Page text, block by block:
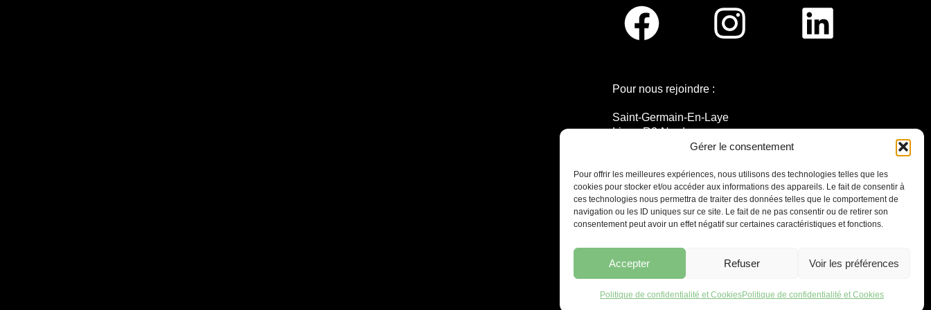
Gérer le consentement
Pour offrir les meilleures expériences, nous utilisons des technologies telles que les
cookies pour stocker et/ou accéder aux informations des appareils. Le fait de consentir à
ces technologies nous permettra de traiter des données telles que le comportement de
navigation ou les ID uniques sur ce site. Le fait de ne pas consentir ou de retirer son
consentement peut avoir un effet négatif sur certaines caractéristiques et fonctions.
Accepter Refuser Voir les préférences
Politique de confidentialité et CookiesPolitique de confidentialité et Cookies
Pour nous rejoindre :
Saint-Germain-En-Laye
Ligne R2-Nord
7 place Christiane Frahier,
Ecrivez-nous !